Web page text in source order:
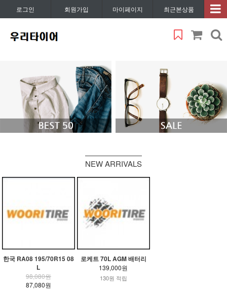
로그인 회원가입 마이페이지 최근본상품
NEW ARRIVALS
한국 RA08 195/70R15 08
L
98,080원
87,080원
로케트 70L AGM 배터리
139,000원
130원 적립